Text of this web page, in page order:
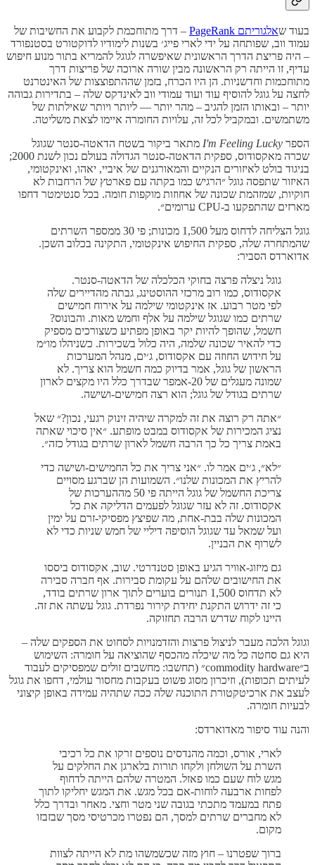
בעוד שאלגוריתם PageRank
– דרך מתוחכמת לקבוע את החשיבות של
עמוד ווב, שפותחה על ידי לארי פייג׳ בשנות לימודיו לדוקטורט בסטנפורד
– היה פריצת הדרך הראשונית שאיפשרה לגוגל להמריא בתור מנוע חיפוש
עדיף, זו הייתה רק הראשונה מבין שורה ארוכה של פריצות דרך
מתוחכמות וחדשניות. הן היו הכרח, בזמן שההתפוצצות של האינטרנט
לחצה על גוגל להוסיף עוד ועוד עמודי ווב לאינדקס שלה – בתדירות גבוהה
יותר – ובאותו הזמן להגיב – מהר יותר — ליותר ויותר שאילתות של
משתמשים. ובמקביל לכל זה, עלויות החומרה איימו לצאת משליטה.
הספר I'm Feeling Lucky מתאר ביקור בשטח הדאטה-סנטר שגוגל
שכרה מאקסודוס, ספקית הדאטה-סנטר הגדולה בעולם נכון לשנת 2000;
בניגוד בולט לאיזורים הנקיים והמאורגנים של איביי, יאהו, ואינקטומי,
האיזור שתפסה גוגל ״הרגיש כמו בקתה עם פארטץ של הרחבות לא
חוקיות, שמזהמת שכונה של אחוזות מוקפות חומה. בכל סנטימטר דחפו
מארזים שהתפקעו ב-CPU ערומים״.
גוגל הצליחה לדחוס מעל 1,500 מכונות; פי 30 ממספר השרתים
שהמתחרה שלה, ספקית החיפוש אינקטומי, התקינה בכלוב השכן.
אדוארדס הסביר:
גוגל ניצלה פרצה בחוקי הכלכלה של הדאטה-סנטר.
אקסודוס, כמו רוב מרכזי ההוסטינג, גבתה מהדיירים שלה
לפי מטר רבוע. אז אינקטומי שילמה על אירוח חמישים
שרתים כמו שגוגל שילמה על אלף וחמש מאות. והבונוס?
חשמל, שהופך להיות יקר באופן מפתיע כשצורכים מספיק
כדי להאיר שכונה שלמה, היה כלול בשכירות. כשניהלו מו״מ
על חידוש החוזה עם אקסודוס, ג׳ים, מנהל המערכות
הראשון של גוגל, אמר בדיוק כמה חשמל הוא צריך. לא
שמונה מעגלים של 20-אמפר שבדרך כלל היו מקצים לארון
שרתים בגודל של גוגל; הוא רצה חמישים-ושישה.
״אתה רק רוצה את זה למקרה שיהיה זינוק רגעי, נכון?״ שאל
נציג המכירות של אקסודוס במבט מופתע. ״אין סיכוי שאתה
באמת צריך כל כך הרבה חשמל לארון שרתים בגודל כזה״.
״לא״, ג׳ים אמר לו. ״אני צריך את כל החמישים-ושישה כדי
להריץ את המכונות שלנו״. השמועות הן שברגע מסויים
צריכת החשמל של גוגל הייתה פי 50 מההערכות של
אקסודוס. זה לא עזר שגוגל לפעמים הדליקה את כל
המכונות שלה בבת-אחת, מה שפיצץ מפסיקי-זרם על ימין
ועל שמאל עד שגוגל הוסיפה דיליי של חמש שניות כדי לא
לשרוף את הבניין.
גם מיזוג-אוויר הגיע באופן סטנדרטי. שוב, אקסודוס ביססו
את החישובים שלהם על עקומת סבירות. אף חברה סבירה
לא תדחוס 1,500 תנורים בוערים לתוך ארון שרתים בודד,
כי זה ידרוש התקנת יחידת קירור נפרדת. גוגל עשתה את זה.
היינו לקוח שדרש הרבה תחזוקה.
וגוגל הלכה מעבר לניצול פרצות והזדמנויות לסחוט את הספקים שלה –
היא גם סחטה כל מה שיכלה מהכסף שהוציאה על חומרה: השימוש
ב״commodity hardware״ (תחשבו: מחשבים זולים שמפסיקים לעבוד
לעיתים תכופות), וזיכרון מסוג פשוט בעקבות מחסור עולמי, דחפו את גוגל
לעצב את ארכיטקטורת התוכנה שלה ככה שתהיה עמידה באופן קיצוני
לבעיות חומרה.
והנה עוד סיפור מאדוארדס:
לארי, אורס, וכמה מהנדסים נוספים זרקו את כל רכיבי
השרת על השולחן ולקחו תורות בלארגן את החלקים על
מגש לוח שעם כמו פאזל. המטרה שלהם הייתה לדחוף
לפחות ארבעה לוחות-אם בכל מגש. את המגש יחליקו לתוך
פתח במעמד מתכתי בגובה שני מטר וחצי. מאחר ובדרך כלל
לא מחברים שרתים למסך, הם נפטרו מכרטיסי מסך שבזבזו
מקום.
ברוך שפטרנו – חוץ מזה שכשמשהו מת לא הייתה לצוות